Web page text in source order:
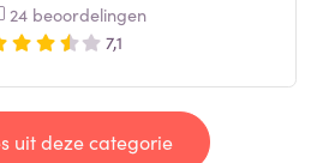
24 beoordelingen
7,1
uit deze categorie